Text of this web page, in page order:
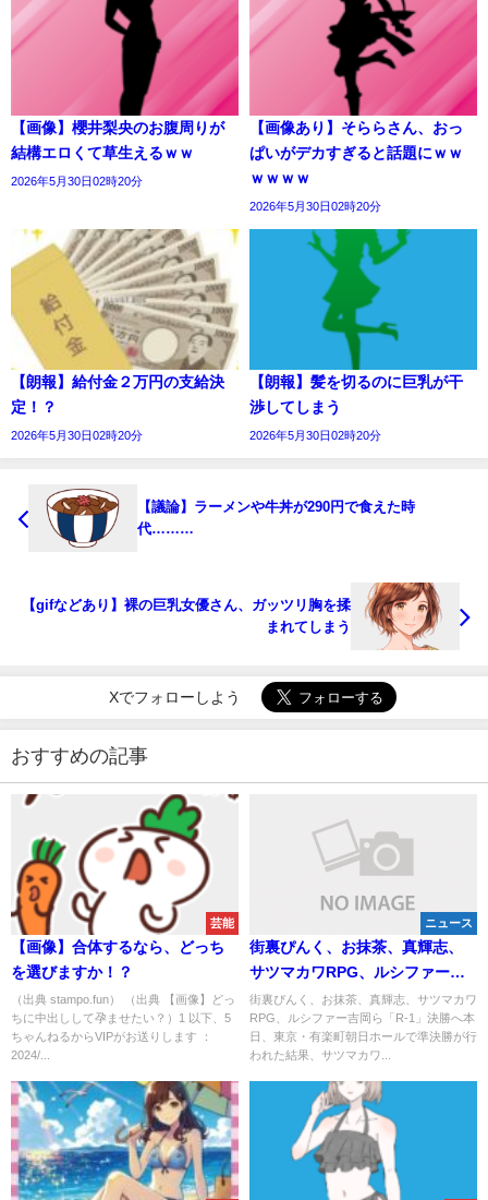
【画像】櫻井梨央のお腹周りが
結構エロくて草生えるｗｗ
2026年5月30日02時20分
【画像あり】そららさん、おっ
ぱいがデカすぎると話題にｗｗ
ｗｗｗｗ
2026年5月30日02時20分
【朗報】給付金２万円の支給決
定！？
2026年5月30日02時20分
【朗報】髪を切るのに巨乳が干
渉してしまう
2026年5月30日02時20分
【議論】ラーメンや牛丼が290円で食えた時
代………
【gifなどあり】裸の巨乳女優さん、ガッツリ胸を揉
まれてしまう
Xでフォローしよう
おすすめの記事
芸能
【画像】合体するなら、どっち
を選びますか！？
（出典 stampo.fun） （出典 【画像】どっ
ちに中出しして孕ませたい？）1 以下、5
ちゃんねるからVIPがお送りします ：
2024/...
ニュース
街裏ぴんく、お抹茶、真輝志、
サツマカワRPG、ルシファー吉
岡ら「R-1」決勝へ
街裏ぴんく、お抹茶、真輝志、サツマカワ
RPG、ルシファー吉岡ら「R-1」決勝へ本
日、東京・有楽町朝日ホールで準決勝が行
われた結果、サツマカワ...